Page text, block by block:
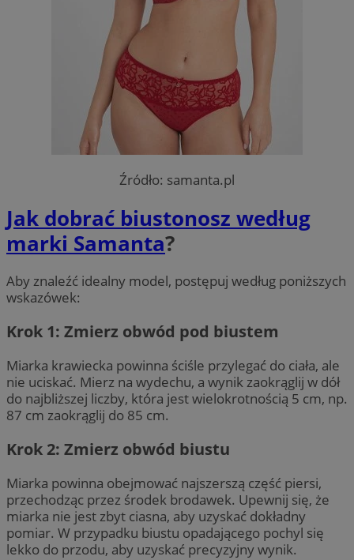
Źródło: samanta.pl
Jak dobrać biustonosz według
marki Samanta?
Aby znaleźć idealny model, postępuj według poniższych
wskazówek:
Krok 1: Zmierz obwód pod biustem
Miarka krawiecka powinna ściśle przylegać do ciała, ale
nie uciskać. Mierz na wydechu, a wynik zaokrąglij w dół
do najbliższej liczby, która jest wielokrotnością 5 cm, np.
87 cm zaokrąglij do 85 cm.
Krok 2: Zmierz obwód biustu
Miarka powinna obejmować najszerszą część piersi,
przechodząc przez środek brodawek. Upewnij się, że
miarka nie jest zbyt ciasna, aby uzyskać dokładny
pomiar. W przypadku biustu opadającego pochyl się
lekko do przodu, aby uzyskać precyzyjny wynik.